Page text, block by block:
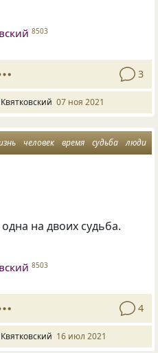
8503
3
07 ноя 2021
человек время судьба люди
на двоих судьба.
8503
4
16 июл 2021